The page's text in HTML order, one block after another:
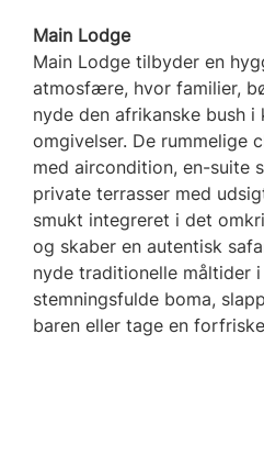
Main Lodge
Main Lodge tilbyder en
atmosfære, hvor familier,
nyde den afrikanske bush
omgivelser. De rummelige
med aircondition, en-suite
private terrasser med
smukt integreret i det
og skaber en autentisk
nyde traditionelle måltider
stemningsfulde boma,
baren eller tage en